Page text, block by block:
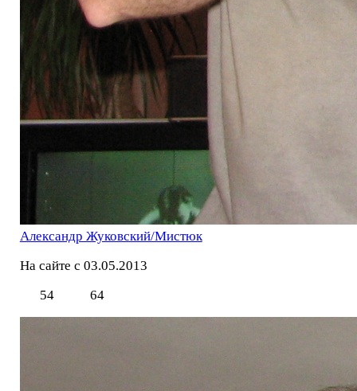
Александр Жуковский/Мистюк
На сайте с 03.05.2013
54
64